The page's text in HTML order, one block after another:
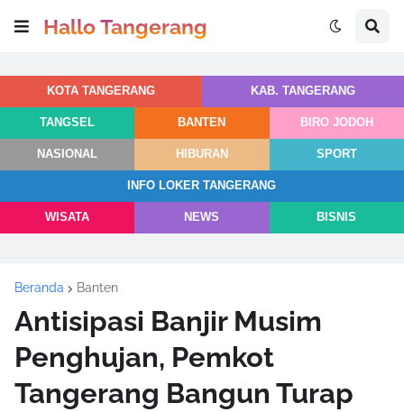
Hallo Tangerang
KOTA TANGERANG KAB. TANGERANG
TANGSEL BANTEN BIRO JODOH
NASIONAL HIBURAN SPORT
INFO LOKER TANGERANG
WISATA NEWS BISNIS
Beranda Banten
Antisipasi Banjir Musim
Penghujan, Pemkot
Tangerang Bangun Turap